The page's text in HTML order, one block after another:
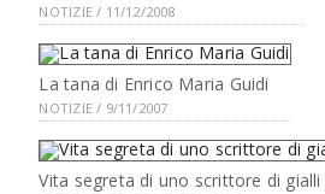
NOTIZIE / 11/12/2008
La tana di Enrico Maria Guidi
NOTIZIE / 9/11/2007
Vita segreta di uno scrittore di gialli